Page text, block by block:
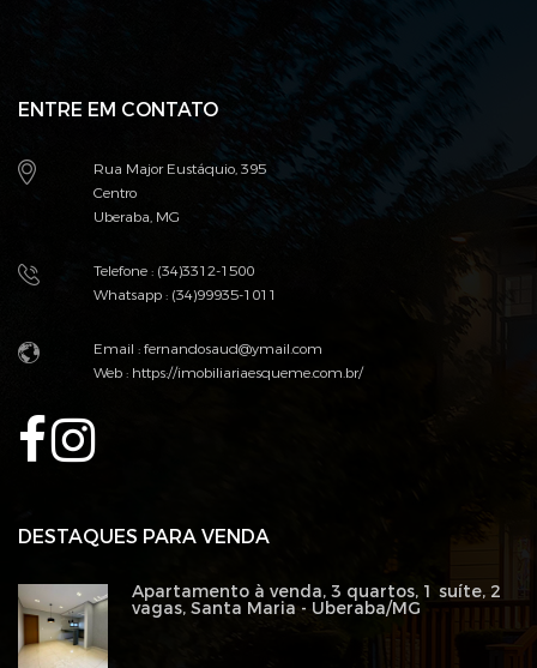
ENTRE EM CONTATO
Rua Major Eustáquio, 395
Centro
Uberaba, MG
Telefone : (34)3312-1500
Whatsapp : (34)99935-1011
Email : fernandosaud@ymail.com
Web :https://imobiliariaesqueme.com.br/
DESTAQUES PARA VENDA
Apartamento à venda, 3 quartos, 1 suíte, 2
vagas, Santa Maria - Uberaba/MG